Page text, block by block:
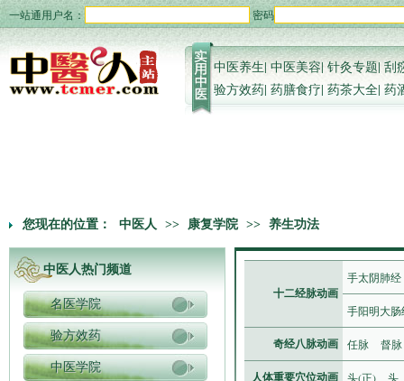
一站通用户名： 密码
中医养生|中医美容|针灸专题|刮
验方效药| 药膳食疗| 药茶大全| 药
您现在的位置： 中医人 >> 康复学院 >> 养生功法
中医人热门频道
名医学院
验方效药
中医学院
十二经脉动画
手太阴肺经
手阳明大肠
奇经八脉动画 任脉 督脉
人体重要穴位动画 头(正) 头